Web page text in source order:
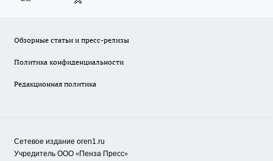
Обзорные статьи и пресс-релизы
Политика конфиденциальности
Редакционная политика
Сетевое издание oren1.ru
Учредитель ООО «Пенза Пресс»